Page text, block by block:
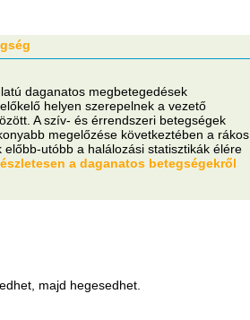
daganatos megbetegedések
helyen szerepelnek a vezető
A szív- és érrendszeri betegségek
megelőzése következtében a rákos
előbb-utóbb a halálozási statisztikák élére
a daganatos betegségekről
majd hegesedhet.